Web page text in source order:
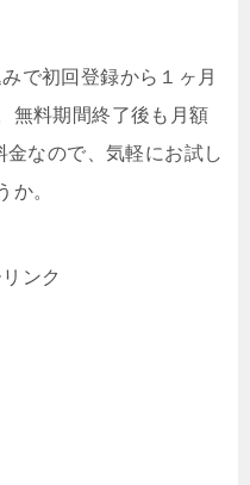
で初回登録から１ヶ月
無料期間終了後も月額
なので、気軽にお試し
か。
ンク